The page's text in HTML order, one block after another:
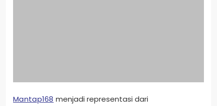
Mantap168 menjadi representasi dari